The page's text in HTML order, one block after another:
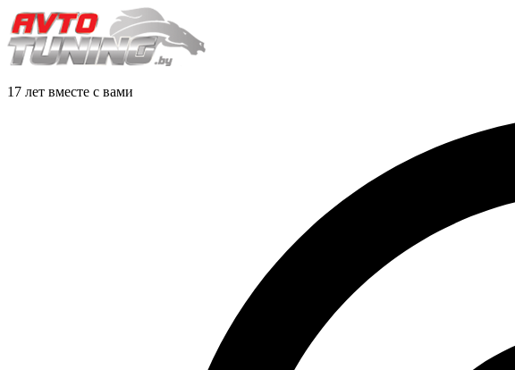
17 лет вместе с вами